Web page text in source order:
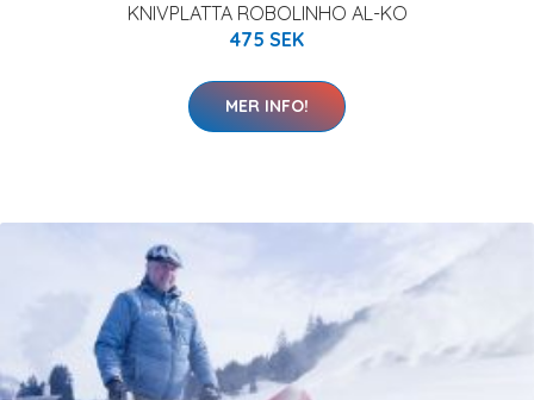
KNIVPLATTA ROBOLINHO AL-KO
475 SEK
MER INFO!